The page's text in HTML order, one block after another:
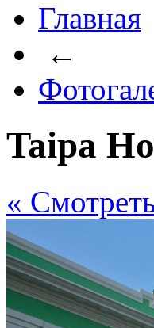
Главная
←
Taipa
«